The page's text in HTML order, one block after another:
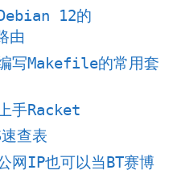
12的
由
写Makefile的常用套
手Racket
速查表
网IP也可以当BT赛博